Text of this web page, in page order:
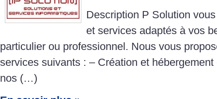
Description P Solution
et services adaptés à vos
particulier ou professionnel. Nous vous
services suivants : – Création et
nos (…)